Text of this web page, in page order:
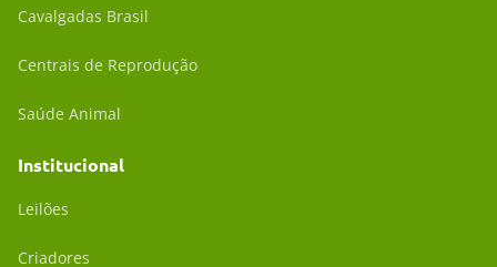
Cavalgadas Brasil
Centrais de Reprodução
Saúde Animal
Institucional
Leilões
Criadores